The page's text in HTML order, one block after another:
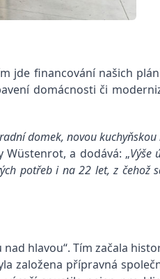
jde financování našich
domácnosti či
domek, novou
Wüstenrot, a dodává: „Výše
potřeb i na 22 let, z čehož
hlavou“. Tím začala
založena přípravná